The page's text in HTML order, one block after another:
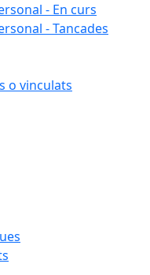
- En curs
- Tancades
o vinculats